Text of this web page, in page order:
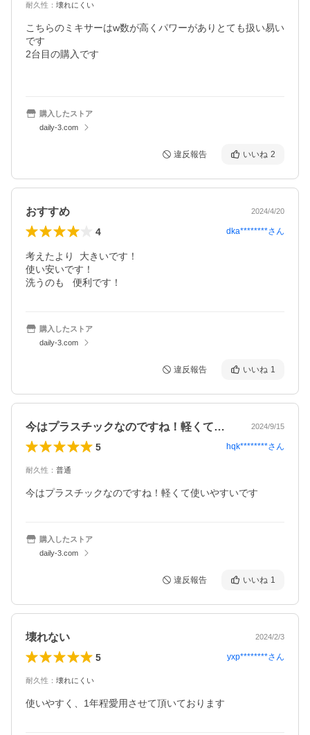
耐久性 ： 壊れにくい
こちらのミキサーはw数が高くパワーがありとても扱い易い
です
2台目の購入です
購入したストア
daily-3.com
違反報告 いいね 2
おすすめ 2024/4/20
4 dka********さん
考えたより  大きいです！
使い安いです！
洗うのも   便利です！
購入したストア
daily-3.com
違反報告 いいね 1
今はプラスチックなのですね！軽くて使い… 2024/9/15
5 hqk********さん
耐久性 ： 普通
今はプラスチックなのですね！軽くて使いやすいです
購入したストア
daily-3.com
違反報告 いいね 1
壊れない 2024/2/3
5 yxp********さん
耐久性 ： 壊れにくい
使いやすく、1年程愛用させて頂いております